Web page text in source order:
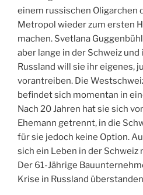
einem russischen Oligarchen
Metropol wieder zum ersten
machen. Svetlana
aber lange in der Schweiz und
Russland will sie ihr eigenes,
vorantreiben. Die
befindet sich momentan in
Nach 20 Jahren hat sie sich
Ehemann getrennt, in die
für sie jedoch keine Option.
sich ein Leben in der
Der 61-Jährige
Krise in Russland